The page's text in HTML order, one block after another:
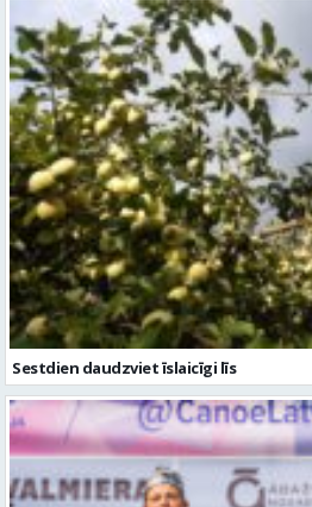
Sestdien daudzviet īslaicīgi līs